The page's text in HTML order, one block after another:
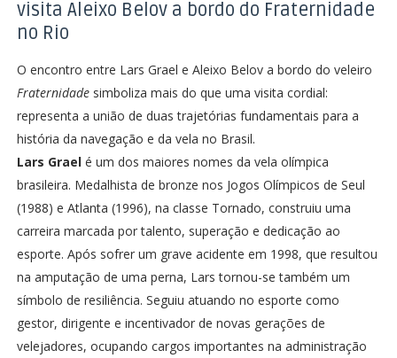
visita Aleixo Belov a bordo do Fraternidade
no Rio
O encontro entre Lars Grael e Aleixo Belov a bordo do veleiro
Fraternidadesimboliza mais do que uma visita cordial:
representa a união de duas trajetórias fundamentais para a
história da navegação e da vela no Brasil.
Lars Graelé um dos maiores nomes da vela olímpica
brasileira. Medalhista de bronze nos Jogos Olímpicos de Seul
(1988) e Atlanta (1996), na classe Tornado, construiu uma
carreira marcada por talento, superação e dedicação ao
esporte. Após sofrer um grave acidente em 1998, que resultou
na amputação de uma perna, Lars tornou-se também um
símbolo de resiliência. Seguiu atuando no esporte como
gestor, dirigente e incentivador de novas gerações de
velejadores, ocupando cargos importantes na administração